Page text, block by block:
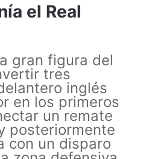
el Real
gran figura del
tres
inglés
en los primeros
un remate
posteriormente
con un disparo